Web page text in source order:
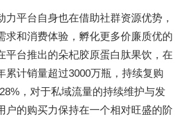
力平台自身也在借助社群资源优势，
求和消费体验，孵化更多价廉质优的
平台推出的朵杞胶原蛋白肽果饮，在
累计销量超过3000万瓶，持续复购
，对于私域流量的持续维护与发
户的购买力保持在一个相对旺盛的阶